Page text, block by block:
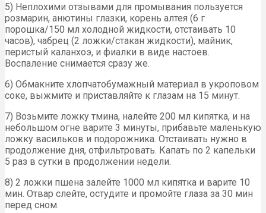
5) Неплохими отзывами для промывания пользуется
розмарин, анютины глазки, корень алтея (6 г
порошка/150 мл холодной жидкости, отстаивать 10
часов), чабрец (2 ложки/стакан жидкости), майник,
перистый каланхоэ, и фиалки в виде настоев.
Воспаление снимается сразу же.
6) Обмакните хлопчатобумажный материал в укроповом
соке, выжмите и приставляйте к глазам на 15 минут.
7) Возьмите ложку тмина, налейте 200 мл кипятка, и на
небольшом огне варите 3 минуты, прибавьте маленькую
ложку васильков и подорожника. Отстаивать нужно в
продолжение дня, отфильтровать. Капать по 2 капельки
5 раз в сутки в продолжении недели.
8) 2 ложки пшена залейте 1000 мл кипятка и варите 10
мин. Отвар слейте, остудите и промойте глаза за 30 мин
перед сном.